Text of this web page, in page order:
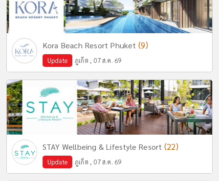
Kora Beach Resort Phuket (9)
Update ภูเก็ต , 07 ส.ค. 69
STAY Wellbeing & Lifestyle Resort (22)
Update ภูเก็ต , 07 ส.ค. 69